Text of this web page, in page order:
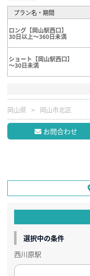
プラン名・期間
ロング【岡山駅西口】
30日以上～360日未満
ショート【岡山駅西口】
～30日未満
岡山県 岡山市北区
お問合わせ
選択中の条件
西川原駅